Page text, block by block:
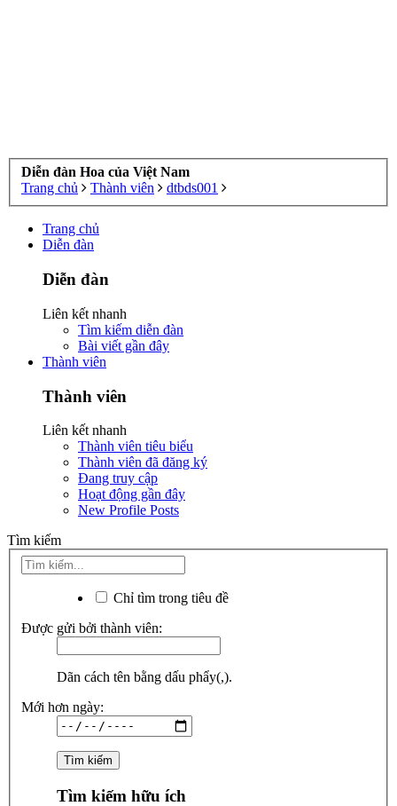
Diễn đàn Hoa của Việt Nam
Trang chủ
Thành viên dtbds001
Trang chủ
Diễn đàn
Diễn đàn
Liên kết nhanh
Tìm kiếm diễn đàn
Bài viết gần đây
Thành viên
Thành viên
Liên kết nhanh
Thành viên tiêu biểu
Thành viên đã đăng ký
Đang truy cập
Hoạt động gần đây
New Profile Posts
Tìm kiếm
Chỉ tìm trong tiêu đề
Được gửi bởi thành viên:
Dãn cách tên bằng dấu phẩy(,).
Mới hơn ngày:
Tìm kiếm hữu ích